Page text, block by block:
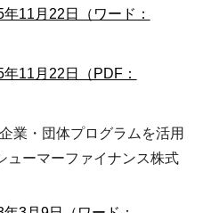
11月22日（ワード：
11月22日（PDF：
業・団体プログラムを活用
ューマーファイナンス株式